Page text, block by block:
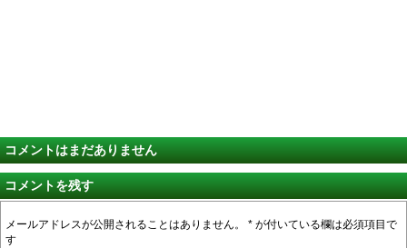
コメントはまだありません
コメントを残す
メールアドレスが公開されることはありません。 * が付いている欄は必須項目で
す